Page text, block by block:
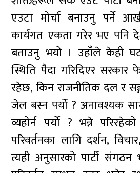
एउटा मोर्चा बनाउनु पर्ने
कार्यगत एकता गरेर भए पनि
बताउनु भयो । उहाँले केही
स्थिति पैदा गरिदिएर
रहेछ, किन राजनीतिक दल र
जेल बस्न पर्यो ? अनावश्यक
व्यहोर्न पर्यो ? भन्ने
परिवर्तनका लागि दर्शन,
त्यही अनुसारको पार्टी